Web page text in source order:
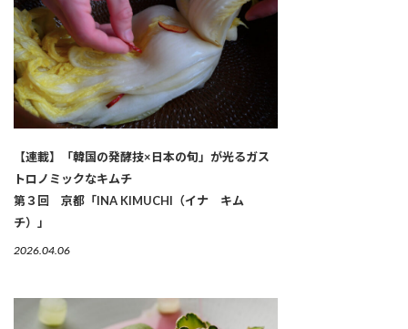
【連載】「韓国の発酵技×日本の旬」が光るガス
トロノミックなキムチ
第３回 京都「INA KIMUCHI（イナ キム
チ）」
2026.04.06